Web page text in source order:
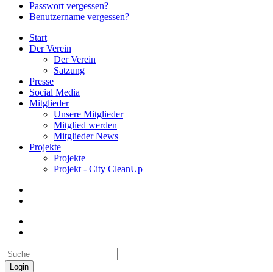
Passwort vergessen?
Benutzername vergessen?
Start
Der Verein
Der Verein
Satzung
Presse
Social Media
Mitglieder
Unsere Mitglieder
Mitglied werden
Mitglieder News
Projekte
Projekte
Projekt - City CleanUp
Login